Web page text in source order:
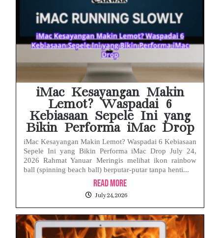
iMac Kesayangan Makin
Lemot? Waspadai 6
Kebiasaan Sepele Ini yang
Bikin Performa iMac Drop
iMac Kesayangan Makin Lemot? Waspadai 6 Kebiasaan
Sepele Ini yang Bikin Performa iMac Drop July 24,
2026 Rahmat Yanuar Meringis melihat ikon rainbow
ball (spinning beach ball) berputar-putar tanpa henti...
Read More
July 24, 2026